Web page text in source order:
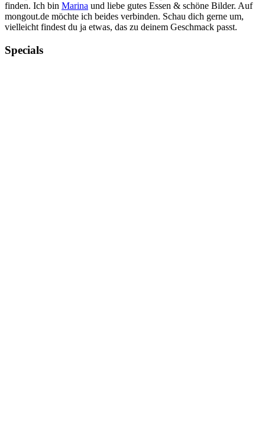
finden. Ich bin Marina und liebe gutes Essen & schöne Bilder. Auf
mongout.de möchte ich beides verbinden. Schau dich gerne um,
vielleicht findest du ja etwas, das zu deinem Geschmack passt.
Specials